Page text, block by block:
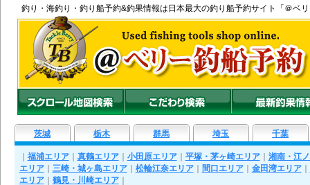
釣り ・ 海釣り ・ 釣り船予約&釣果情報は日本最大の釣り船予約サイト「＠ベ
茨城 栃木 群馬 埼玉 千葉
福浦エリア｜ 真鶴エリア｜ 小田原エリア｜ 平塚・茅ヶ崎エリア｜ 湘南・江
エリア｜ 三崎・城ヶ島エリア｜ 松輪江奈エリア｜ 間口エリア｜ 金田湾エリア｜
エリア｜ 鶴見・川崎エリア｜